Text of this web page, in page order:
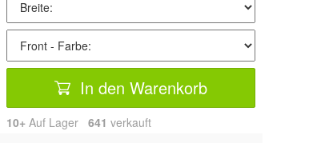
In den Warenkorb
10+ Auf Lager 641 verkauft